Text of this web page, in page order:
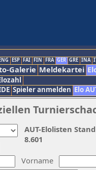
ESP FAI FIN FRA GER GRE INA
Galerie Meldekartei
Spieler anmelden Elo
Vorname
AUT-Elolisten
8.601